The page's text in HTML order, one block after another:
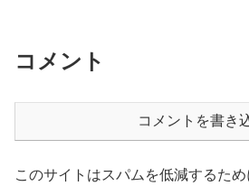
コメント
コメントを書き
このサイトはスパムを低減するた